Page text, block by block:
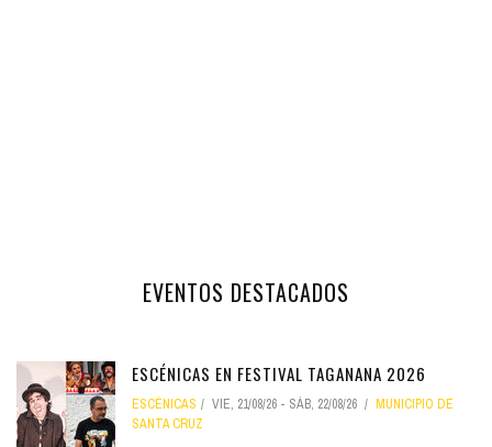
EVENTOS DESTACADOS
ESCÉNICAS EN FESTIVAL TAGANANA 2026
ESCÉNICAS VIE, 21/08/26 - SÁB, 22/08/26
MUNICIPIO DE
SANTA CRUZ